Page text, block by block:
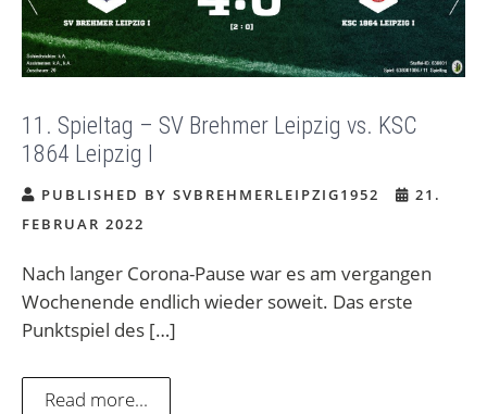
11. Spieltag – SV Brehmer Leipzig vs. KSC
1864 Leipzig I
PUBLISHED BY SVBREHMERLEIPZIG1952
21.
FEBRUAR 2022
Nach langer Corona-Pause war es am vergangen
Wochenende endlich wieder soweit. Das erste
Punktspiel des […]
Read more...